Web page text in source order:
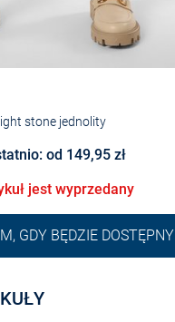
stone jednolity
od 149,95 zł
jest wyprzedany
GDY BĘDZIE DOSTĘPNY